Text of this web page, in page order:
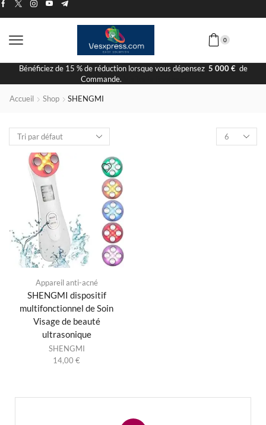
0
Bénéficiez de 15 % de réduction lorsque vous dépensez 5 000 €de
Commande.
Accueil Shop SHENGMI
Appareil anti-acné
SHENGMI dispositif
multifonctionnel de Soin
Visage de beauté
ultrasonique
SHENGMI
14,00 €